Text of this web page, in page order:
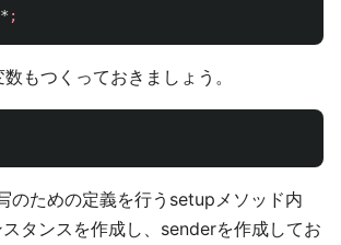
;
もつくっておきましょう。
のための定義を行うsetupメソッド内
タンスを作成し、senderを作成してお